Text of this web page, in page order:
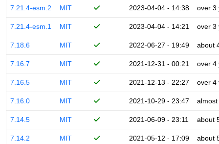
7.21.4-esm.2 MIT 2023-04-04 - 14:38 over 3
7.21.4-esm.1 MIT 2023-04-04 - 14:21 over 3
7.18.6 MIT 2022-06-27 - 19:49 about
7.16.7 MIT 2021-12-31 - 00:21 over 4
7.16.5 MIT 2021-12-13 - 22:27 over 4
7.16.0 MIT 2021-10-29 - 23:47
7.14.5 MIT 2021-06-09 - 23:11 about
7.14.2 MIT 2021-05-12 - 17:09 about